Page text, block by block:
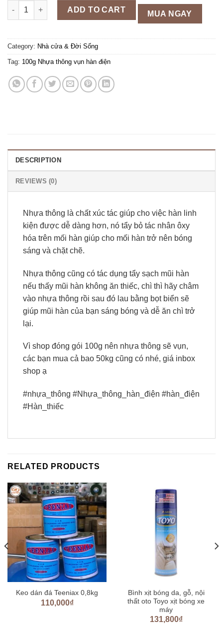
100g Nhựa thông vụn hàn điện, hàn thiếc loại tốt quantity
ADD TO CART MUA NGAY
Category: Nhà cửa & Đời Sống
Tag: 100g Nhựa thông vụn hàn điện
DESCRIPTION
REVIEWS (0)
Nhựa thông là chất xúc tác giúp cho việc hàn linh
kiện được dễ dàng hơn, nó tẩy bỏ tác nhân ôxy
hóa trên mối hàn giúp cho mối hàn trở nên bóng
sáng và chặt chẽ.
Nhựa thông cũng có tác dụng tẩy sạch mũi hàn
nếu thấy mũi hàn không ăn thiếc, chì thì hãy châm
vào nhựa thông rồi sau đó lau bằng bọt biển sẽ
giúp mũi hàn của bạn sáng bóng và dễ ăn chì trở
lại.
Vì shop đóng gói 100g nên nhựa thông sẽ vụn,
các bạn mua cả bao 50kg cũng có nhé, giá inbox
shop ạ
#nhựa_thông #Nhựa_thông_hàn_điện #hàn_điện
#Hàn_thiếc
RELATED PRODUCTS
Keo dán đá Teeniax 0,8kg
110,000₫
Bình xịt bóng da, gỗ, nội
thất oto Toyo xịt bóng xe
máy
131,800₫